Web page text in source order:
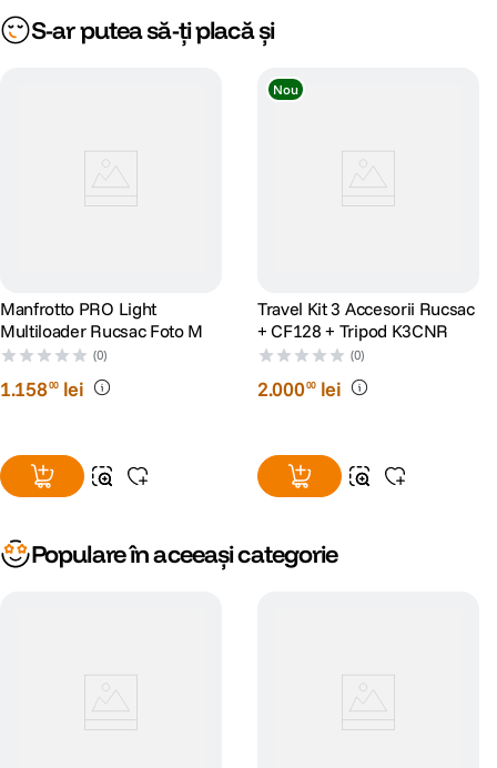
S-ar putea să-ți placă și
Manfrotto PRO Light
Multiloader Rucsac Foto M
(0)
1.15800 lei
Nou
Travel Kit 3 Accesorii Rucsac
+ CF128 + Tripod K3CNR
(0)
2.00000 lei
Populare în aceeași categorie